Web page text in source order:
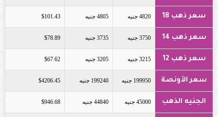
سعر ذهب 18 4820 جنيه 4805 جنيه $101.43
سعر ذهب 14 3750 جنيه 3735 جنيه $78.89
سعر ذهب 12 3215 جنيه 3205 جنيه $67.62
سعر الأونصة 199950 جنيه 199240 جنيه $4206.45
الجنيه الذهب 45000 جنيه 44840 جنيه $946.68